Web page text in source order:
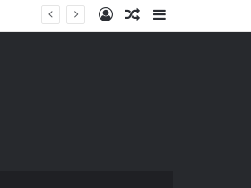
Barra
Artigo
Entrar